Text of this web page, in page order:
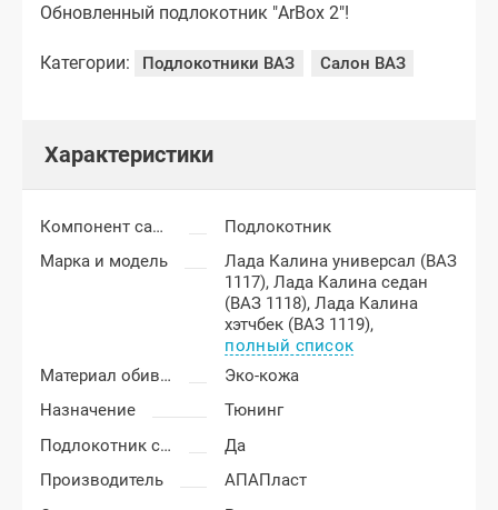
Обновленный подлокотник "ArBox 2"!
Категории: Подлокотники ВАЗ Салон ВАЗ
Характеристики
Компонент салона
Подлокотник
Марка и модель
Лада Калина универсал (ВАЗ
1117),Лада Калина седан
(ВАЗ 1118),Лада Калина
хэтчбек (ВАЗ 1119),
полный список
Материал обивки подлокотника
Эко-кожа
Назначение
Тюнинг
Подлокотник с бардачком
Да
Производитель
АПАПласт